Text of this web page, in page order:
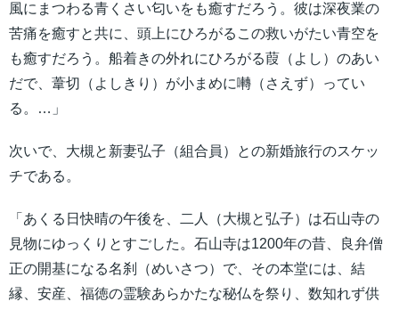
風にまつわる青くさい匂いをも癒すだろう。彼は深夜業の
苦痛を癒すと共に、頭上にひろがるこの救いがたい青空を
も癒すだろう。船着きの外れにひろがる葭（よし）のあい
だで、葦切（よしきり）が小まめに囀（さえず）ってい
る。…」
次いで、大槻と新妻弘子（組合員）との新婚旅行のスケッ
チである。
「あくる日快晴の午後を、二人（大槻と弘子）は石山寺の
見物にゆっくりとすごした。石山寺は1200年の昔、良弁僧
正の開基になる名刹（めいさつ）で、その本堂には、結
縁、安産、福徳の霊験あらかたな秘仏を祭り、数知れず供